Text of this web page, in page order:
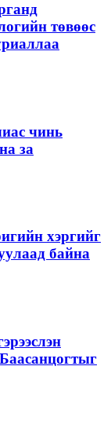
төвөөс
чинь
за
хэргийг
байна